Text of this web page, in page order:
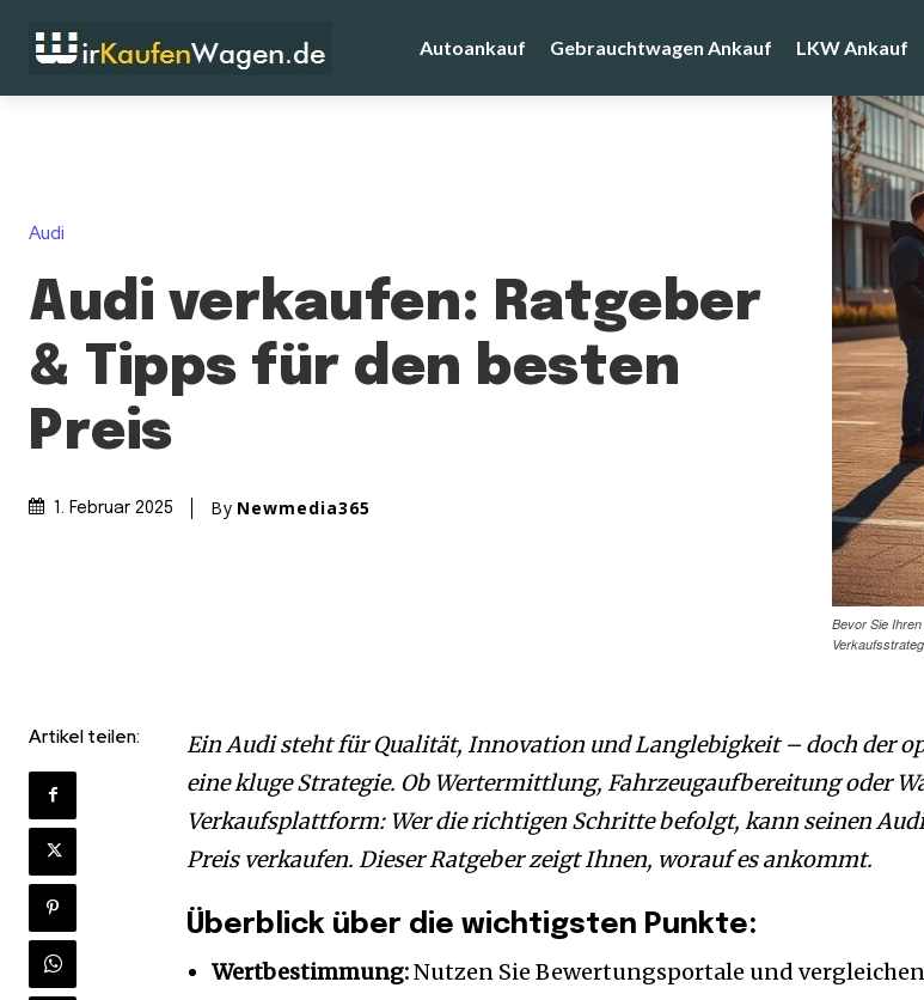
Autoankauf Gebrauchtwagen Ankauf LKW Ankauf
Audi
Audi verkaufen: Ratgeber
& Tipps für den besten
Preis
1. Februar 2025 By Newmedia365
Bevor Sie
Artikel teilen:
Ein Audi steht für Qualität, Innovation und Langlebigkeit – doch der
eine kluge Strategie. Ob Wertermittlung, Fahrzeugaufbereitung oder
Verkaufsplattform: Wer die richtigen Schritte befolgt, kann seinen
Preis verkaufen. Dieser Ratgeber zeigt Ihnen, worauf es ankommt.
Überblick über die wichtigsten Punkte:
Wertbestimmung:Nutzen Sie Bewertungsportale und